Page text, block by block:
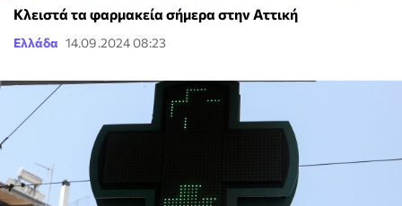
Κλειστά τα φαρμακεία σήμερα στην Αττική
Ελλάδα 14.09.2024 08:23